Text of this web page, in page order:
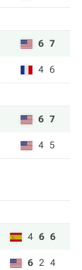
6 7
4 6
6 7
4 5
4 6 6
6 2 4